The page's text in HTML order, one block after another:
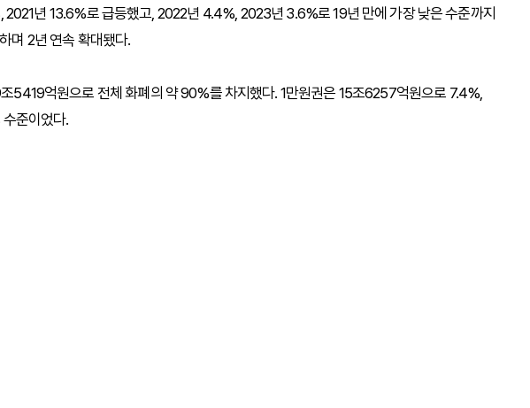
년 13.6%로 급등했고, 2022년 4.4%, 2023년 3.6%로 19년 만에 가장 낮은 수준까지
며 2년 연속 확대됐다.
5419억원으로 전체 화폐의 약 90%를 차지했다. 1만원권은 15조6257억원으로 7.4%,
준이었다.